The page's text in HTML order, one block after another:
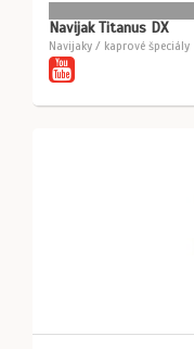
Navijak Titanus DX
Navijaky / kaprové špeciály